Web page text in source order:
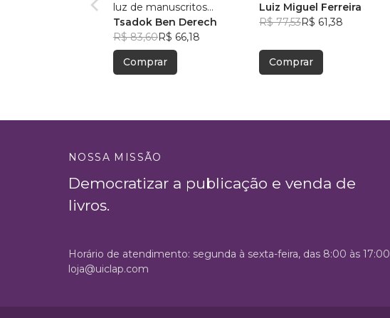
luz de manuscritos
aramaicos e da cultura
judaica
Tsadok Ben Derech
R$ 83,60R$ 66,18
Comprar
Luiz Miguel Ferreira
R$ 77,53R$ 61,38
Comprar
NOSSA MISSÃO
Democratizar a publicação e venda de
livros.
Horário de atendimento: segunda à sexta-feira, das 8:00 às 17:00
loja@uiclap.com